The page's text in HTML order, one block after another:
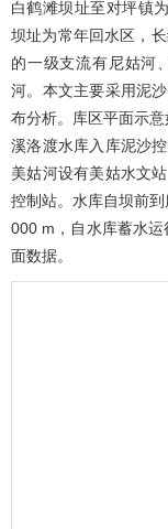
白鹤滩坝址至对坪镇
坝址为常年回水区，
的一级支流有尼姑河
河。本文主要采用泥
布分析。库区平面示意
溪洛渡水库入库泥沙
美姑河设有美姑水文
控制站。水库自坝前
000 m，自水库蓄水
面数据。